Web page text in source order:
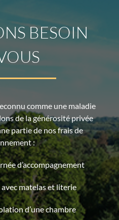
BESOIN
comme une maladie
de la générosité privée
partie de nos frais de
:
d’accompagnement
matelas et literie
d’une chambre